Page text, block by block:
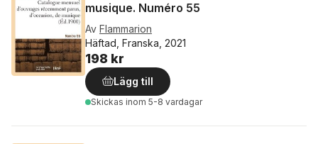
musique. Numéro 55
Av Flammarion
Häftad, Franska, 2021
198 kr
Lägg till
Skickas inom 5-8 vardagar